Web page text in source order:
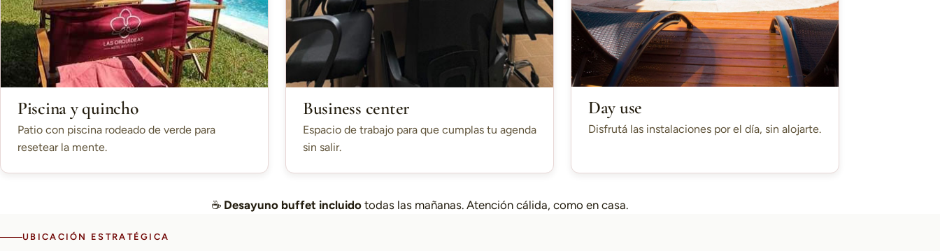
Piscina y quincho
Patio con piscina rodeado de verde para
resetear la mente.
Business center
Espacio de trabajo para que cumplas tu agenda
sin salir.
Day use
Disfrutá las instalaciones por el día, sin alojarte.
☕ Desayuno buffet incluido todas las mañanas. Atención cálida, como en casa.
UBICACIÓN ESTRATÉGICA